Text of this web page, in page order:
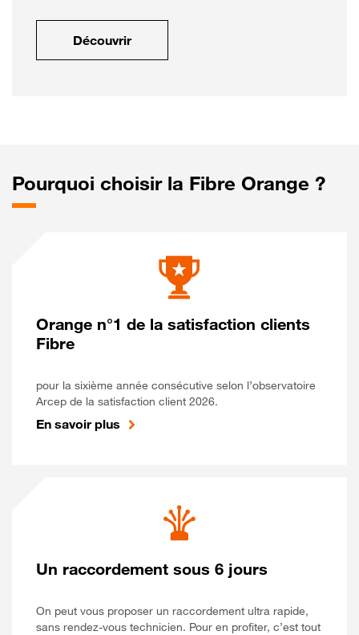
Découvrir
Pourquoi choisir la Fibre Orange ?
Orange n°1 de la satisfaction clients
Fibre
pour la sixième année consécutive selon l’observatoire
Arcep de la satisfaction client 2026.
En savoir plus
Un raccordement sous 6 jours
On peut vous proposer un raccordement ultra rapide,
sans rendez-vous technicien. Pour en profiter, c’est tout